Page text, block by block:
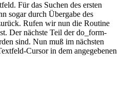
Für das Suchen des ersten
sogar durch Übergabe des
Rufen wir nun die Routine
Der nächste Teil der do_form-
sind. Nun muß im nächsten
Cursor in dem angegebenen